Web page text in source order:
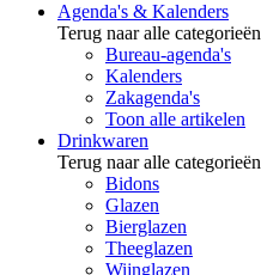
Agenda's & Kalenders
Terug naar alle categorieën
Bureau-agenda's
Kalenders
Zakagenda's
Toon alle artikelen
Drinkwaren
Terug naar alle categorieën
Bidons
Glazen
Bierglazen
Theeglazen
Wijnglazen